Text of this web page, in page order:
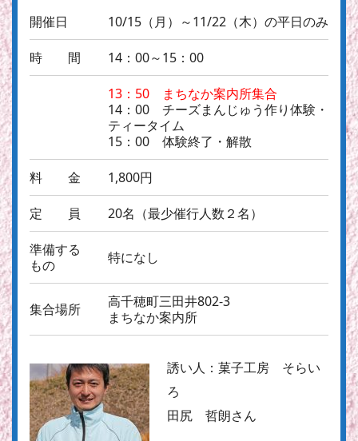
開催日 10/15（月）～11/22（木）の平日のみ
時 間 14：00～15：00
13：50 まちなか案内所集合
14：00 チーズまんじゅう作り体験・
ティータイム
15：00 体験終了・解散
料 金 1,800円
定 員 20名（最少催行人数２名）
準備する
もの
特になし
集合場所
高千穂町三田井802-3
まちなか案内所
誘い人：菓子工房 そらい
ろ
田尻 哲朗さん